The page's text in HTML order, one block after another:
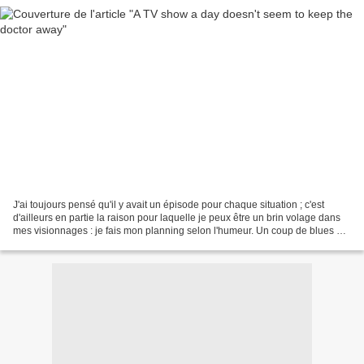
J'ai toujours pensé qu'il y avait un épisode pour chaque situation ; c'est
d'ailleurs en partie la raison pour laquelle je peux être un brin volage dans
mes visionnages : je fais mon planning selon l'humeur. Un coup de blues ? Il